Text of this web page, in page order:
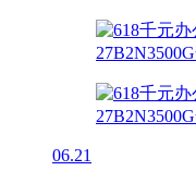
06.21